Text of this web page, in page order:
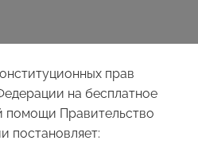
прав
на бесплатное
помощи Правительство
постановляет: